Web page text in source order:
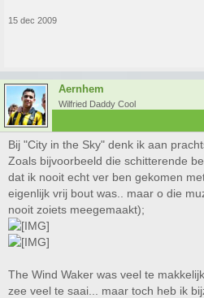
Princess als een fantastische goedmaker.
Gamecube spel is, is dan een mooie
Ik vond dat juist één van de
hele Zelda-serie. Het was inderdaad
City in the Sky, maar ik heb toch echt
heenging.
15 dec 2009
Aernhem
Wilfried Daddy Cool
Bij "City in the Sky" denk ik aan
Zoals bijvoorbeeld die schitterende
dat ik nooit echt ver ben gekomen
eigenlijk vrij bout was.. maar o die
nooit zoiets meegemaakt);
The Wind Waker was veel te
zee veel te saai... maar toch heb ik